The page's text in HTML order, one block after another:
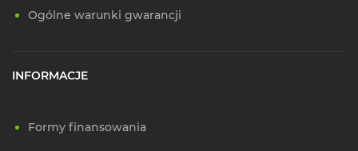
Ogólne warunki gwarancji
INFORMACJE
Formy finansowania